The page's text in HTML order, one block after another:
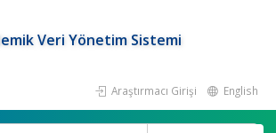
Veri Yönetim Sistemi
Araştırmacı Girişi English